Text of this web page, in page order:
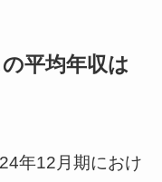
平均年収は
年12月期におけ